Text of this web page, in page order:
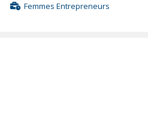
Femmes Entrepreneurs